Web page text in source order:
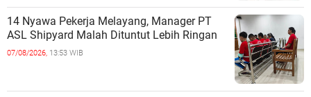
14 Nyawa Pekerja Melayang, Manager PT
ASL Shipyard Malah Dituntut Lebih Ringan
07/08/2026, 13:53 WIB